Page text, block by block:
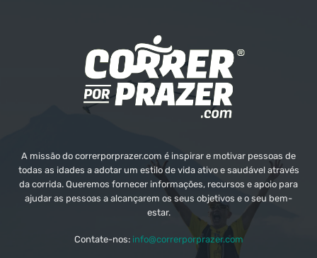
A missão do correrporprazer.com é inspirar e motivar pessoas de
todas as idades a adotar um estilo de vida ativo e saudável através
da corrida. Queremos fornecer informações, recursos e apoio para
ajudar as pessoas a alcançarem os seus objetivos e o seu bem-
estar.
Contate-nos: info@correrporprazer.com